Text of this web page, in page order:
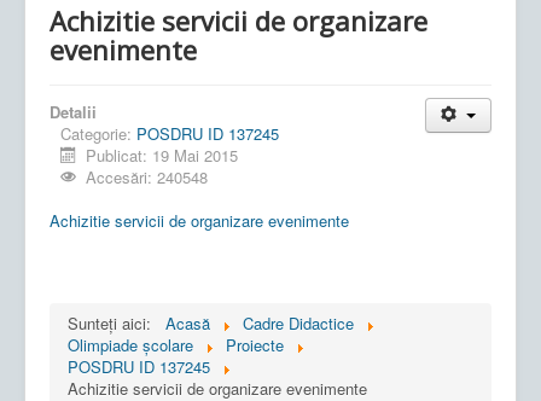
Achizitie servicii de organizare
evenimente
Detalii
Categorie: POSDRU ID 137245
Publicat: 19 Mai 2015
Accesări: 240548
Achizitie servicii de organizare evenimente
Sunteți aici: Acasă
Cadre Didactice
Olimpiade școlare
Proiecte
POSDRU ID 137245
Achizitie servicii de organizare evenimente